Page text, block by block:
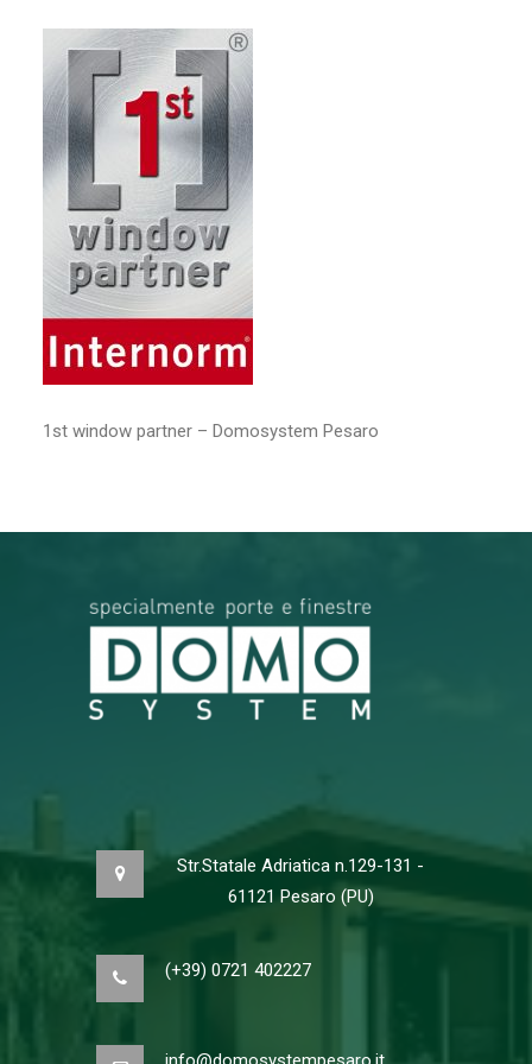
RICERCA
1st window partner – Domosystem Pesaro
Str.Statale Adriatica n.129-131 -
61121 Pesaro (PU)
(+39) 0721 402227